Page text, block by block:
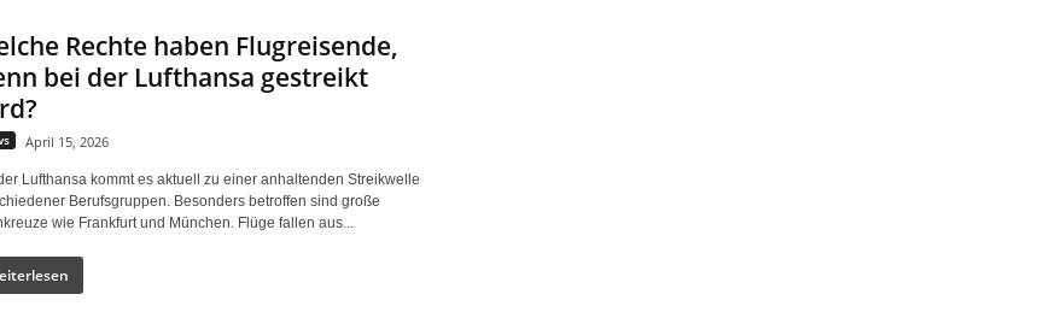
Rechte haben Flugreisende,
bei der Lufthansa gestreikt
April 15, 2026
Lufthansa kommt es aktuell zu einer anhaltenden Streikwelle
Berufsgruppen. Besonders betroffen sind große
wie Frankfurt und München. Flüge fallen aus...